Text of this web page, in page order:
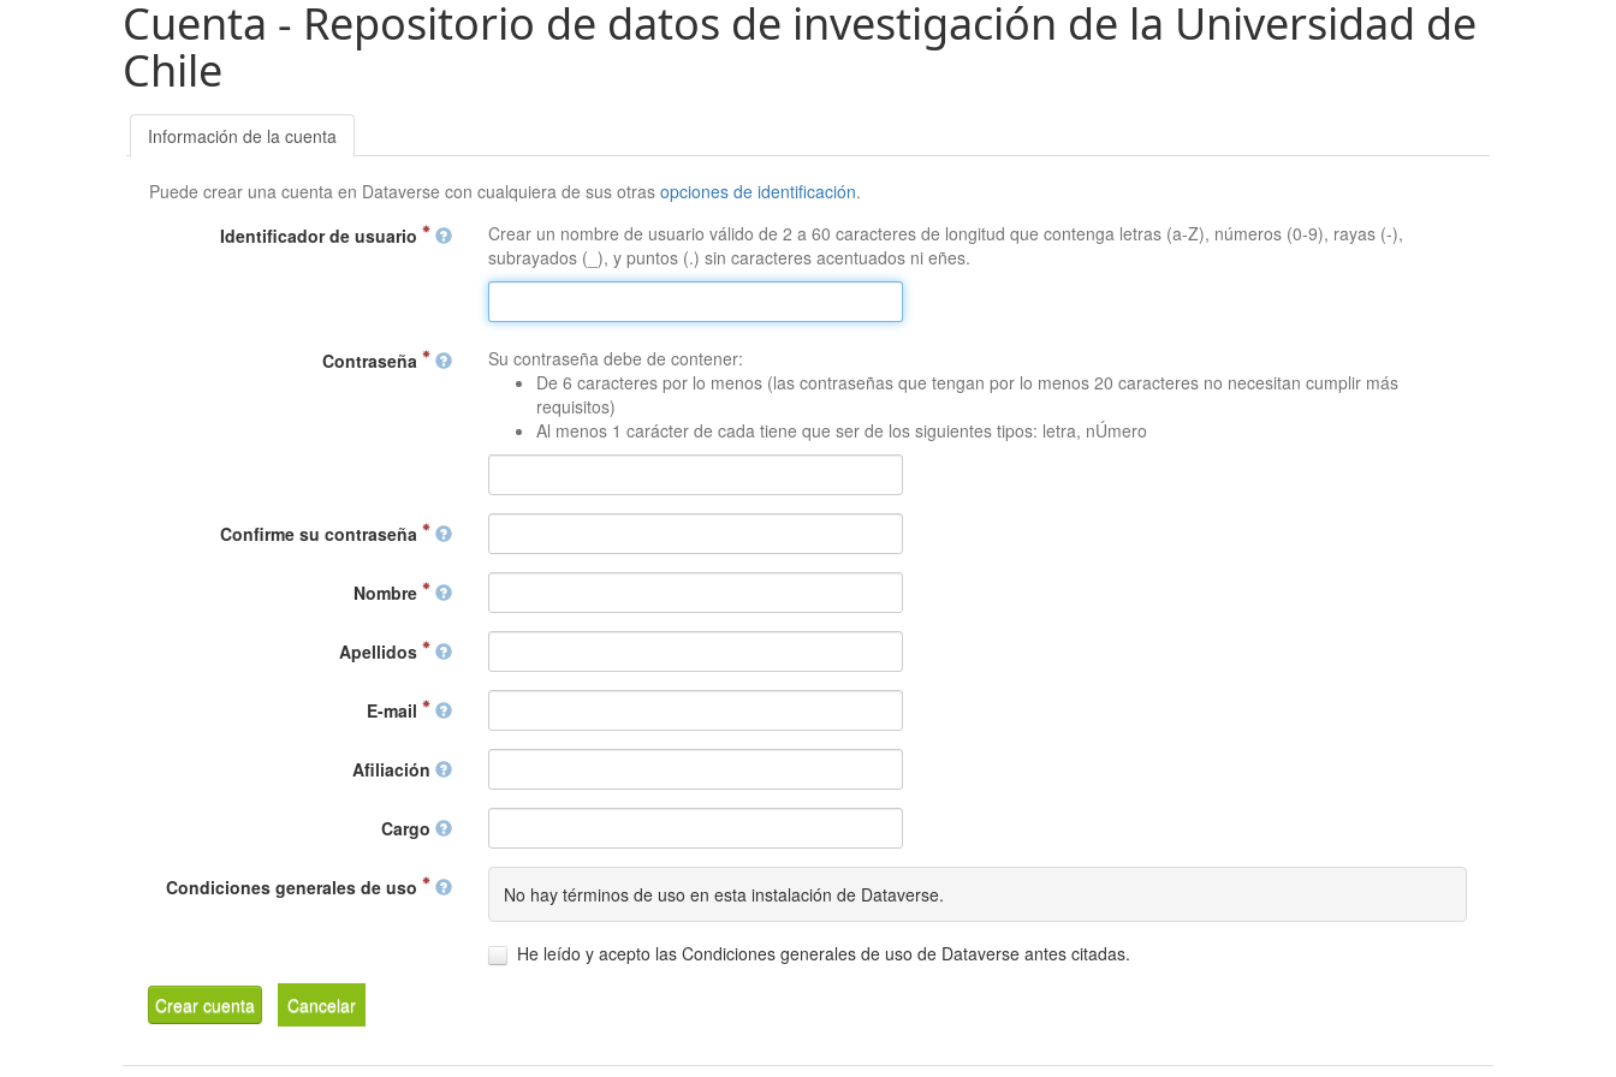
Cuenta - Repositorio de datos de investigación de la Universidad de
Chile
Información de la cuenta
Puede crear una cuenta en Dataverse con cualquiera de sus otrasopciones de identificación.
Identificador de usuario
Crear un nombre de usuario válido de 2 a 60 caracteres de longitud que contenga letras (a-Z), números (0-9), rayas (-),
subrayados (_), y puntos (.) sin caracteres acentuados ni eñes.
Contraseña
Su contraseña debe de contener:
De 6 caracteres por lo menos (las contraseñas que tengan por lo menos 20 caracteres no necesitan cumplir más
requisitos)
Al menos 1 carácter de cada tiene que ser de los siguientes tipos: letra, nÚmero
Confirme su contraseña
Nombre
Apellidos
E-mail
Afiliación
Cargo
Condiciones generales de uso No hay términos de uso en esta instalación de Dataverse.
He leído y acepto las Condiciones generales de uso de Dataverse antes citadas.
Crear cuenta Cancelar